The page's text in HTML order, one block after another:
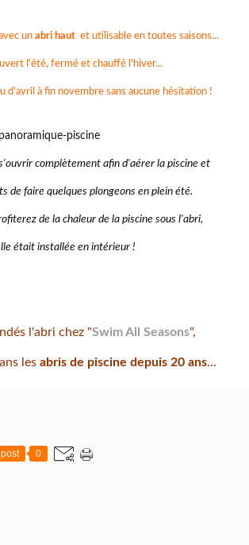
un abri hautet utilisable en toutes saisons...
l'été, fermé et chauffé l'hiver...
d'avril à fin novembre sans aucune hésitation !
complètement afin d'aérer la piscine et
de faire quelques plongeons en plein été.
de la chaleur de la piscine sous l'abri,
était installée en intérieur !
l'abri chez "Swim All Seasons",
les abris de piscine depuis 20 ans...
0